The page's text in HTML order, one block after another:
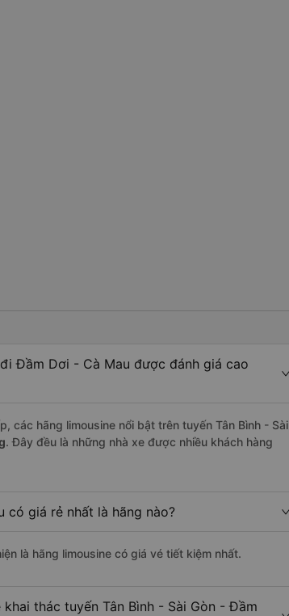
Đầm Dơi - Cà Mau được đánh giá cao
các hãng limousine nổi bật trên tuyến Tân Bình - Sài
. Đây đều là những nhà xe được nhiều khách hàng
có giá rẻ nhất là hãng nào?
là hãng limousine có giá vé tiết kiệm nhất.
thác tuyến Tân Bình - Sài Gòn - Đầm